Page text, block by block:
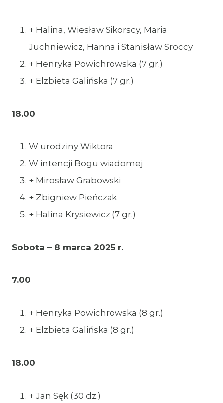
+ Halina, Wiesław Sikorscy, Maria
Juchniewicz, Hanna i Stanisław Sroccy
+ Henryka Powichrowska (7 gr.)
+ Elżbieta Galińska (7 gr.)
18.00
W urodziny Wiktora
W intencji Bogu wiadomej
+ Mirosław Grabowski
+ Zbigniew Pieńczak
+ Halina Krysiewicz (7 gr.)
Sobota – 8 marca 2025 r.
7.00
+ Henryka Powichrowska (8 gr.)
+ Elżbieta Galińska (8 gr.)
18.00
+ Jan Sęk (30 dz.)